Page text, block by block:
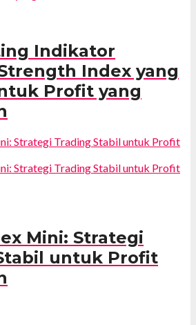
Indikator
Index yang
Profit yang
Mini: Strategi
untuk Profit